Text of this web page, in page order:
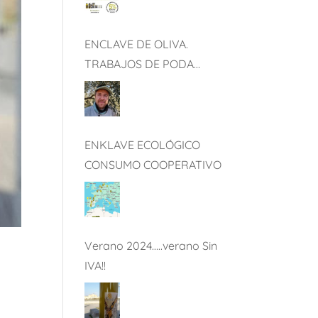
ENCLAVE DE OLIVA.
TRABAJOS DE PODA
FEBRERO 2025
ENKLAVE ECOLÓGICO
CONSUMO COOPERATIVO
Verano 2024…..verano Sin
IVA!!